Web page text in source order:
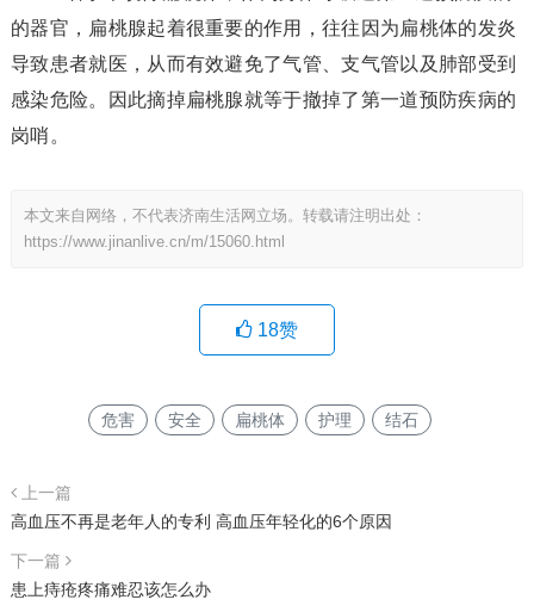
的器官，扁桃腺起着很重要的作用，往往因为扁桃体的发炎
导致患者就医，从而有效避免了气管、支气管以及肺部受到
感染危险。因此摘掉扁桃腺就等于撤掉了第一道预防疾病的
岗哨。
本文来自网络，不代表济南生活网立场。转载请注明出处：
https://www.jinanlive.cn/m/15060.html
18赞
危害 安全 扁桃体 护理 结石
上一篇
高血压不再是老年人的专利 高血压年轻化的6个原因
下一篇
患上痔疮疼痛难忍该怎么办